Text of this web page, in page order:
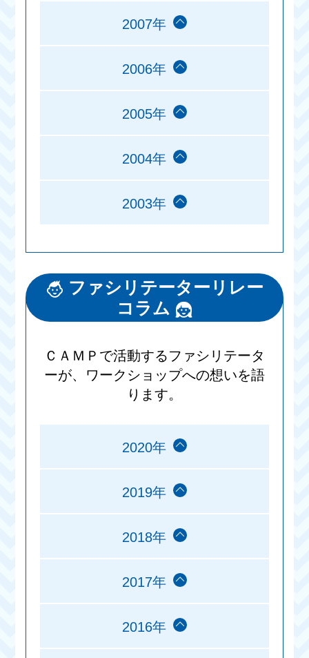
2007年
2006年
2005年
2004年
2003年
ファシリテーターリレー
コラム
ＣＡＭＰで活動するファシリテータ
ーが、ワークショップへの想いを語
ります。
2020年
2019年
2018年
2017年
2016年